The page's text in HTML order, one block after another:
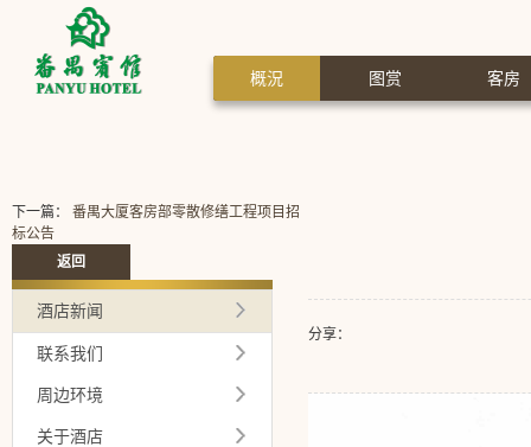
概況 图赏 客房
分享：
下一篇： 番禺大厦客房部零散修缮工程项目招
标公告
返回
酒店新闻
联系我们
周边环境
关于酒店